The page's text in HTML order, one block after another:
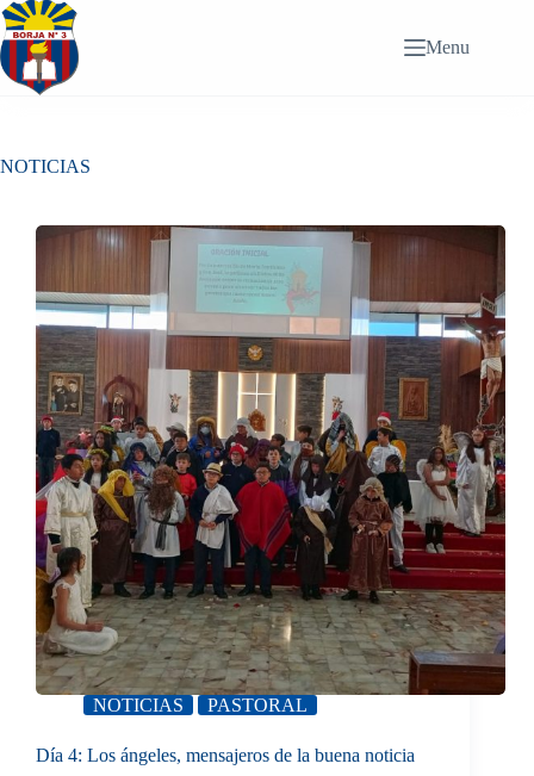
Saltar
al
contenido
Menu
NOTICIAS
NOTICIAS PASTORAL
Día 4: Los ángeles, mensajeros de la buena noticia